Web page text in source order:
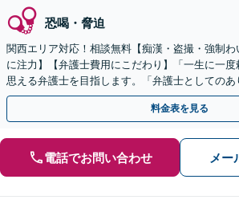
恐喝・脅迫
関西エリア対応！相談無料【痴漢・盗撮・強制
に注力】【弁護士費用にこだわり】「一生に一度
思える弁護士を目指します。「弁護士としての
を」「弁護士費用にこだわる」依頼者に寄り添っ
料金表を見る
電話でお問い合わせ メー